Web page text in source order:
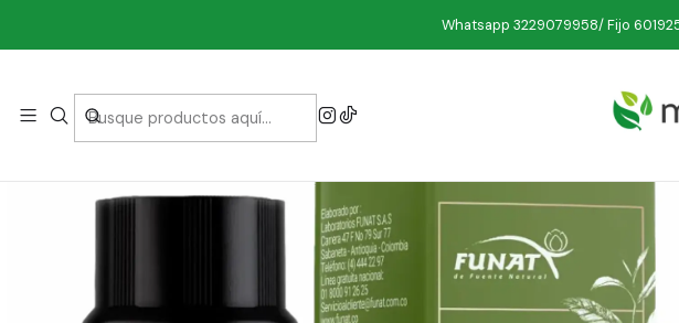
Whatsapp 3229079958/ Fijo
Inicio Belleza Aceites